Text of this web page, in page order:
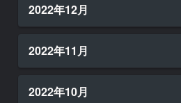
2022年12月
2022年11月
2022年10月